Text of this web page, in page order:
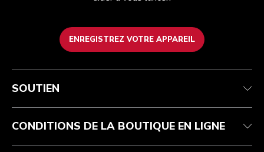
ENREGISTREZ VOTRE APPAREIL
Service après-vente
Contactez-nous
Réparation autorisée
Résidents du Québec
Conditions d’utilisation
Retours et remboursements
Aide relative au produit
La marque
Affiliation
SOUTIEN
CONDITIONS DE LA BOUTIQUE EN LIGNE